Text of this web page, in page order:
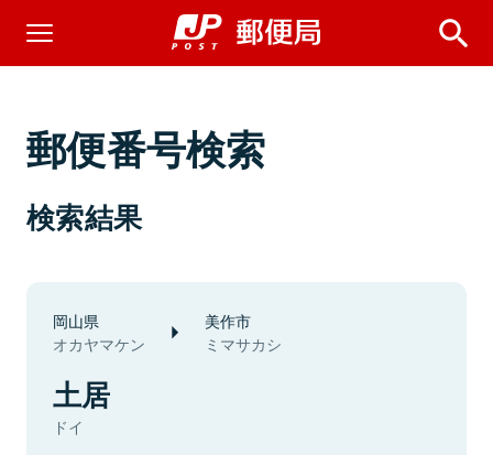
郵便番号検索
検索結果
岡山県
オカヤマケン
美作市
ミマサカシ
土居
ドイ